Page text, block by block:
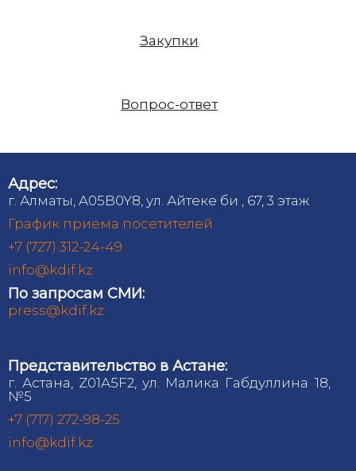
Закупки
Вопрос-ответ
Адрес:
г. Алматы, A05B0Y8, ул. Айтеке би , 67, 3 этаж
График приема посетителей
+7 (727) 312-24-49
info@kdif.kz
По запросам СМИ:
press@kdif.kz
Представительство в Астане:
г. Астана, Z01A5F2, ул. Малика Габдуллина 18,
№5
+7 (717) 272-98-25
info@kdif.kz